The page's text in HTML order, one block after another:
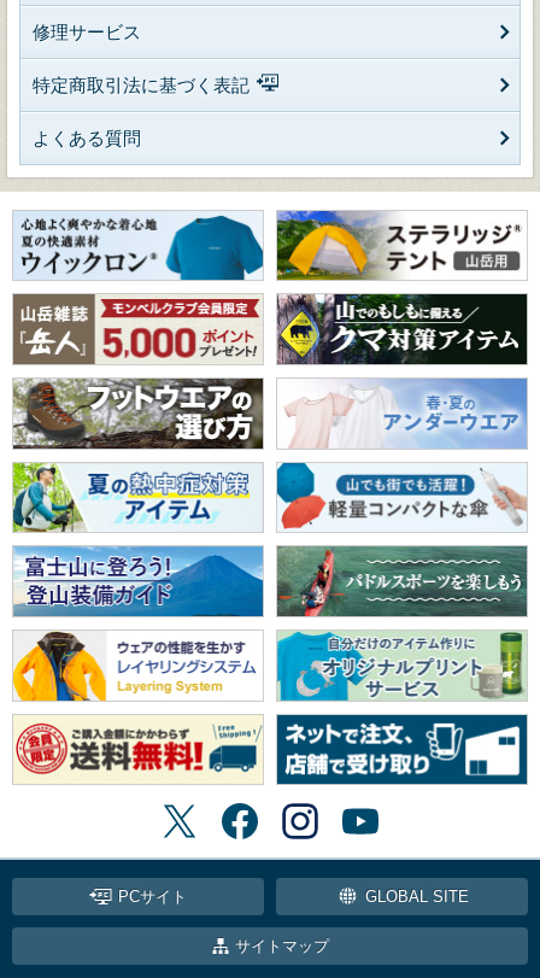
修理サービス
特定商取引法に基づく表記
よくある質問
PCサイト GLOBAL SITE
サイトマップ